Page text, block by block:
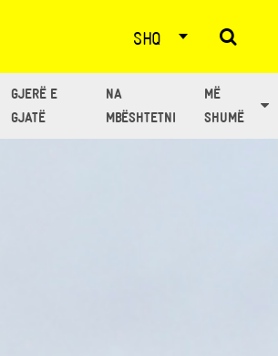
SHQ
GJERË E
GJATË
NA
MBËSHTETNI
MË
SHUMË